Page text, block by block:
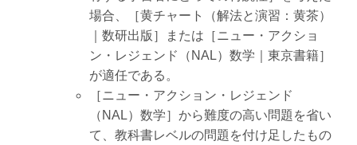
場合、［黄チャート（解法と演習：黄茶）
｜数研出版］または［ニュー・アクショ
ン・レジェンド（NAL）数学｜東京書籍］
が適任である。
［ニュー・アクション・レジェンド
（NAL）数学］から難度の高い問題を省い
て、教科書レベルの問題を付け足したもの